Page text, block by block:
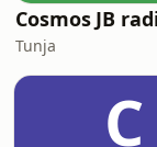
Cosmos JB
Tunja
C